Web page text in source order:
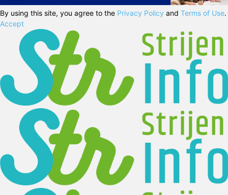
By using this site, you agree to the Privacy Policy and Terms of Use.
Accept